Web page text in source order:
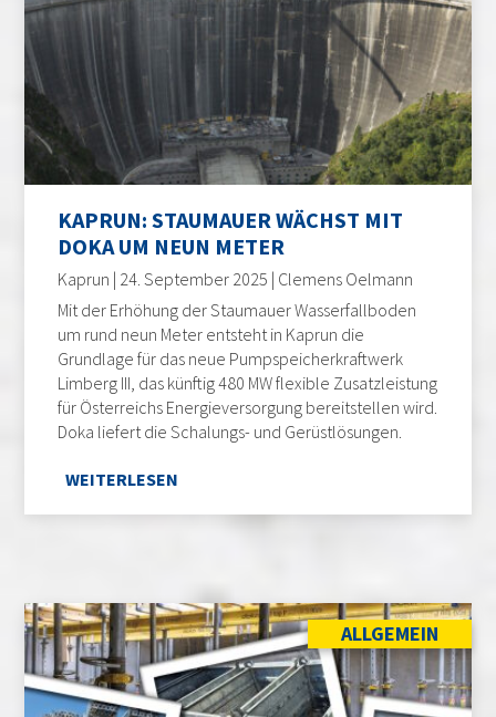
KAPRUN: STAUMAUER WÄCHST MIT
DOKA UM NEUN METER
Kaprun | 24. September 2025 | Clemens Oelmann
Mit der Erhöhung der Staumauer Wasserfallboden
um rund neun Meter entsteht in Kaprun die
Grundlage für das neue Pumpspeicherkraftwerk
Limberg III, das künftig 480 MW flexible Zusatzleistung
für Österreichs Energieversorgung bereitstellen wird.
Doka liefert die Schalungs- und Gerüstlösungen.
WEITERLESEN
ALLGEMEIN